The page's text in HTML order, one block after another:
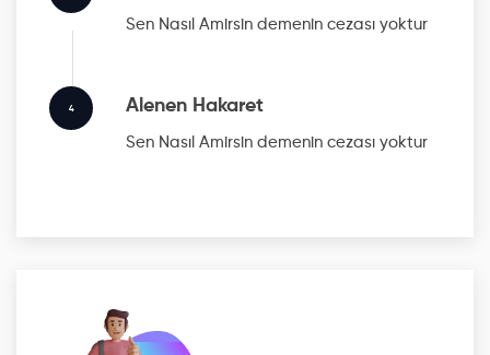
Sen Nasıl Amirsin demenin cezası yoktur
4 Alenen Hakaret
Sen Nasıl Amirsin demenin cezası yoktur